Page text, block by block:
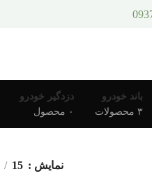
باند خودرو
۳ محصولات
دزدگیر خودرو
۰ محصول
نمایش 15